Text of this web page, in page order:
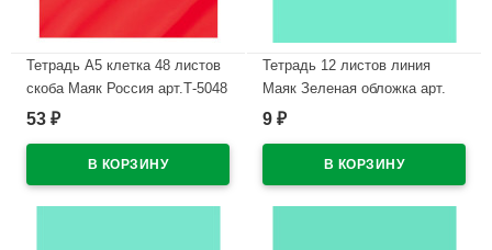
Тетрадь А5 клетка 48 листов
скоба Маяк Россия арт.Т-5048
К2
53 ₽
Тетрадь 12 листов линия
Маяк Зеленая обложка арт.
Т5012 Т2 ЗЕЛ 1Г
9 ₽